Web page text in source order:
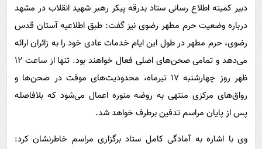
دبیر کمیته اطلاع رسانی ستاد بدرقه پیکر رهبر شهید انقلاب در مشهد
درباره وضعیت حرم مطهر رضوی نیز گفت: طبق اطلاعیه آستان قدس
رضوی، حرم مطهر در طول این ایام خدمات عادی خود را به زائران ارائه
می‌دهد و تمامی صحن‌های اصلی فعال خواهند بود. تنها از ساعت ۱۲
ظهر روز چهارشنبه ۱۷ تیرماه، محدودیت‌های موقت در صحن‌ها و
رواق‌های مرکزی منتهی به روضه منوره اعمال می‌شود که بلافاصله
پس از پایان مراسم تدفین برطرف خواهد شد.
وی با اشاره به آمادگی کامل ستاد برگزاری مراسم خاطرنشان کرد: